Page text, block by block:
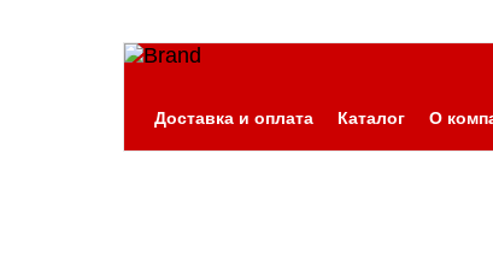
Доставка и оплата Каталог О